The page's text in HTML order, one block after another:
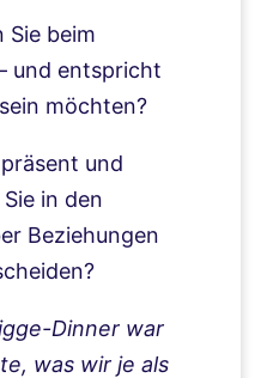
Sie beim
und entspricht
möchten?
und
in den
Beziehungen
Dinner war
was wir je als